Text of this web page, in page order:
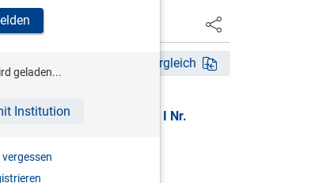
geladen...
Institution
Fassungsvergleich
BGBl. I Nr.